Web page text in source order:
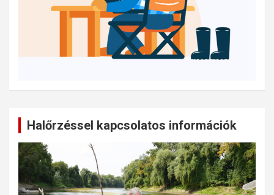
Halőrzéssel kapcsolatos információk